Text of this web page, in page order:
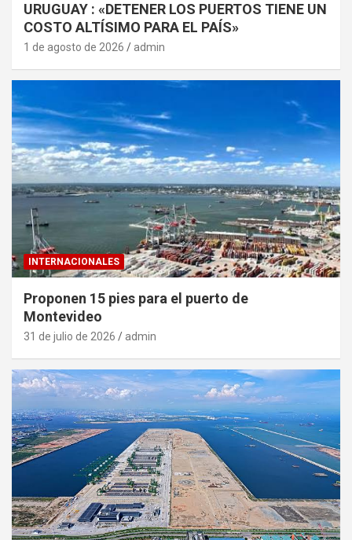
URUGUAY : «DETENER LOS PUERTOS TIENE UN
COSTO ALTÍSIMO PARA EL PAÍS»
1 de agosto de 2026 admin
INTERNACIONALES
Proponen 15 pies para el puerto de
Montevideo
31 de julio de 2026 admin